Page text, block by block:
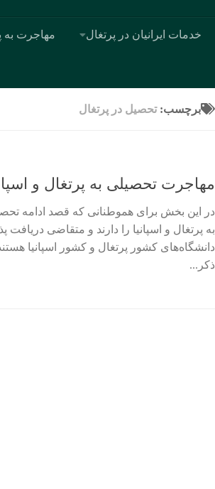
خدمات ایرانیان در پرتغال مهاجرت به
برچسب:تحصیل در پرتغال
مهاجرت تحصیلی به پرتغال و
در این بخش برای هموطنانی که قصد ادامه
به پرتغال و اسپانیا را دارند و متقاضی دریافت
دانشگاه‌های کشور پرتغال و کشور اسپانیا
ذکر...